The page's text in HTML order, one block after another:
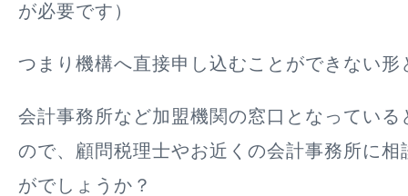
が必要です）
つまり機構へ直接申し込むことができない形
会計事務所など加盟機関の窓口となっている
ので、顧問税理士やお近くの会計事務所に相
がでしょうか？